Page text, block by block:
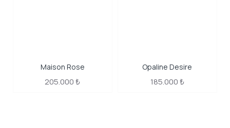
Maison Rose
205.000 ₺
Opaline Desire
185.000 ₺